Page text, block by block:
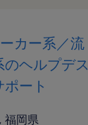
カー系／流
ヘルプデス
ート
福岡県